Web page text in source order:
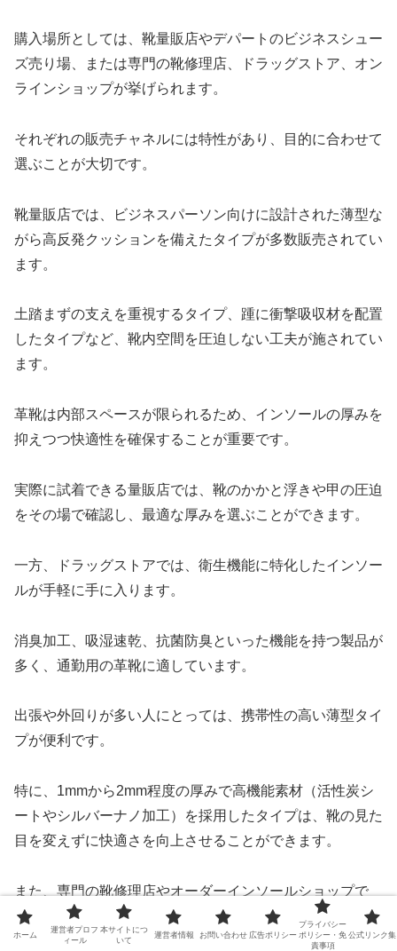
購入場所としては、靴量販店やデパートのビジネスシュー
ズ売り場、または専門の靴修理店、ドラッグストア、オン
ラインショップが挙げられます。
それぞれの販売チャネルには特性があり、目的に合わせて
選ぶことが大切です。
靴量販店では、ビジネスパーソン向けに設計された薄型な
がら高反発クッションを備えたタイプが多数販売されてい
ます。
土踏まずの支えを重視するタイプ、踵に衝撃吸収材を配置
したタイプなど、靴内空間を圧迫しない工夫が施されてい
ます。
革靴は内部スペースが限られるため、インソールの厚みを
抑えつつ快適性を確保することが重要です。
実際に試着できる量販店では、靴のかかと浮きや甲の圧迫
をその場で確認し、最適な厚みを選ぶことができます。
一方、ドラッグストアでは、衛生機能に特化したインソー
ルが手軽に手に入ります。
消臭加工、吸湿速乾、抗菌防臭といった機能を持つ製品が
多く、通勤用の革靴に適しています。
出張や外回りが多い人にとっては、携帯性の高い薄型タイ
プが便利です。
特に、1mmから2mm程度の厚みで高機能素材（活性炭シ
ートやシルバーナノ加工）を採用したタイプは、靴の見た
目を変えずに快適さを向上させることができます。
また、専門の靴修理店やオーダーインソールショップで
は、足型測定をもとにしたカスタムインソールを作成でき
ます。
ホーム
運営者プロフ
ィール
本サイトにつ
いて
運営者情報 お問い合わせ 広告ポリシー
プライバシー
ポリシー・免
責事項
公式リンク集